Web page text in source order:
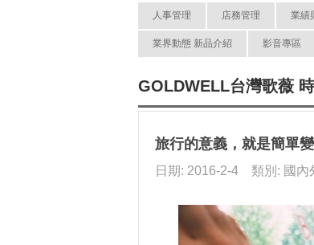
人事管理 店務管理 業績
業界動態 新品介紹 影音專區
GOLDWELL台灣歌薇
旅行的意義，就是簡單
日期: 2016-2-4 類別: 國內